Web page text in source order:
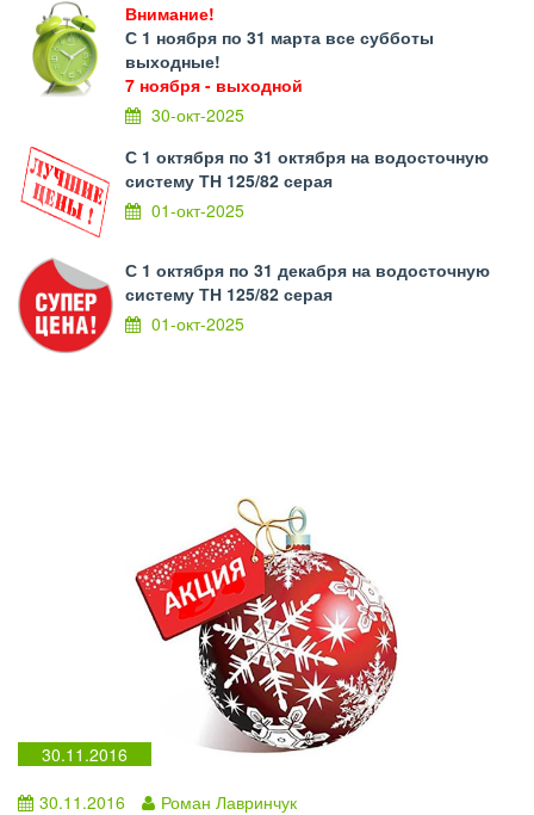
Внимание!
С 1 ноября по 31 марта все субботы
выходные!
7 ноября - выходной
30-окт-2025
С 1 октября по 31 октября на водосточную
систему ТН 125/82 серая
01-окт-2025
С 1 октября по 31 декабря на водосточную
систему ТН 125/82 серая
01-окт-2025
30.11.2016
30.11.2016
Роман Лавринчук